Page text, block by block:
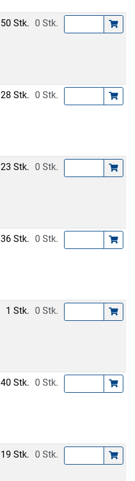
50 Stk. 0 Stk.
28 Stk. 0 Stk.
23 Stk. 0 Stk.
36 Stk. 0 Stk.
1 Stk. 0 Stk.
40 Stk. 0 Stk.
19 Stk. 0 Stk.